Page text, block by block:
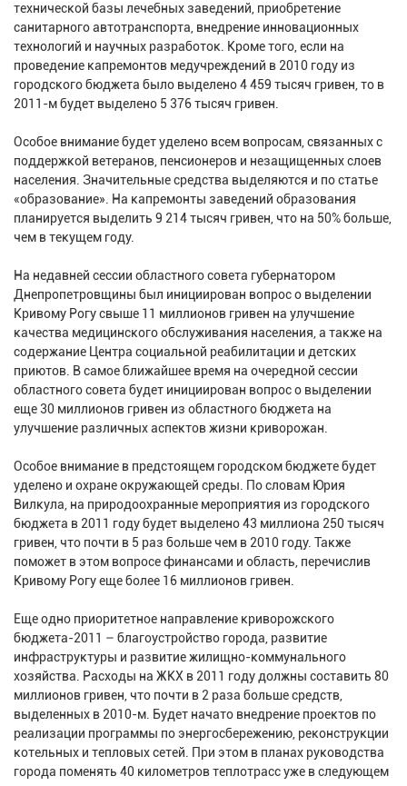
технической базы лечебных заведений, приобретение
санитарного автотранспорта, внедрение инновационных
технологий и научных разработок. Кроме того, если на
проведение капремонтов медучреждений в 2010 году из
городского бюджета было выделено 4 459 тысяч гривен, то в
2011-м будет выделено 5 376 тысяч гривен.
Особое внимание будет уделено всем вопросам, связанных с
поддержкой ветеранов, пенсионеров и незащищенных слоев
населения. Значительные средства выделяются и по статье
«образование». На капремонты заведений образования
планируется выделить 9 214 тысяч гривен, что на 50% больше,
чем в текущем году.
На недавней сессии областного совета губернатором
Днепропетровщины был инициирован вопрос о выделении
Кривому Рогу свыше 11 миллионов гривен на улучшение
качества медицинского обслуживания населения, а также на
содержание Центра социальной реабилитации и детских
приютов. В самое ближайшее время на очередной сессии
областного совета будет инициирован вопрос о выделении
еще 30 миллионов гривен из областного бюджета на
улучшение различных аспектов жизни криворожан.
Особое внимание в предстоящем городском бюджете будет
уделено и охране окружающей среды. По словам Юрия
Вилкула, на природоохранные мероприятия из городского
бюджета в 2011 году будет выделено 43 миллиона 250 тысяч
гривен, что почти в 5 раз больше чем в 2010 году. Также
поможет в этом вопросе финансами и область, перечислив
Кривому Рогу еще более 16 миллионов гривен.
Еще одно приоритетное направление криворожского
бюджета-2011 – благоустройство города, развитие
инфраструктуры и развитие жилищно-коммунального
хозяйства. Расходы на ЖКХ в 2011 году должны составить 80
миллионов гривен, что почти в 2 раза больше средств,
выделенных в 2010-м. Будет начато внедрение проектов по
реализации программы по энергосбережению, реконструкции
котельных и тепловых сетей. При этом в планах руководства
города поменять 40 километров теплотрасс уже в следующем